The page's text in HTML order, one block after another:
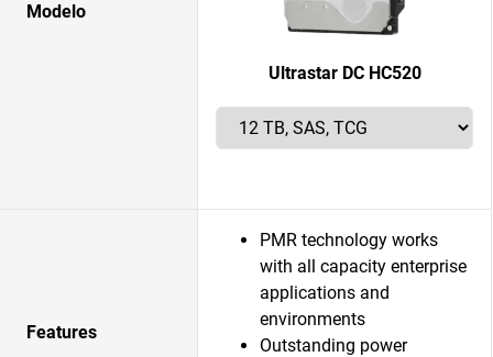
Modelo
Ultrastar DC HC520
Features
PMR technology works
with all capacity enterprise
applications and
environments
Outstanding power